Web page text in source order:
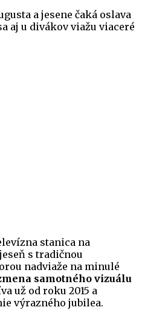
a jesene čaká oslava
aj u divákov viažu viaceré
stanica na
s tradičnou
nadviaže na minulé
samotného vizuálu
už od roku 2015 a
výrazného jubilea.